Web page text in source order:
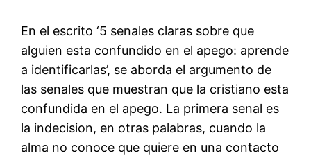
En el escrito ‘5 senales claras sobre que
alguien esta confundido en el apego: aprende
a identificarlas’, se aborda el argumento de
las senales que muestran que la cristiano esta
confundida en el apego. La primera senal es
la indecision, en otras palabras, cuando la
alma no conoce que quiere en una contacto